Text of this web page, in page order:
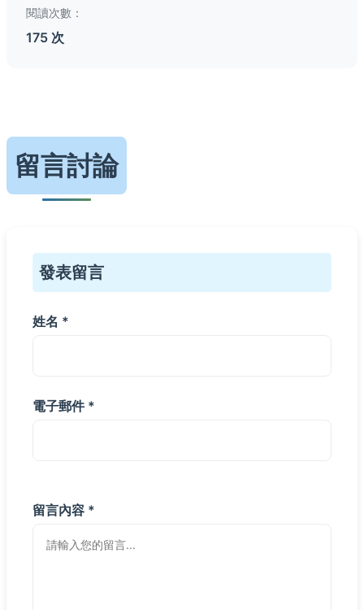
閱讀次數：
175 次
留言討論
發表留言
姓名 *
電子郵件 *
留言內容 *